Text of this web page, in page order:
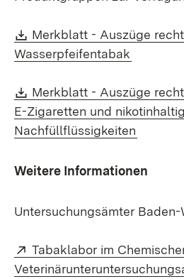
Download:
Merkblatt - Auszüge
Wasserpfeifentabak
Download:
Merkblatt - Auszüge
E-Zigaretten und
Nachfüllflüssigkeiten
Weitere Informationen
Untersuchungsämter
Extern:
Tabaklabor im